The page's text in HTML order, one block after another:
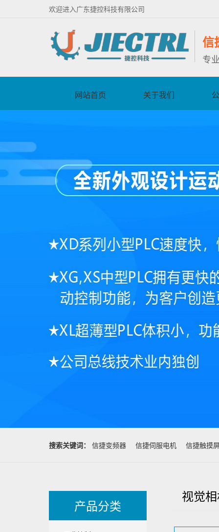
欢迎进入广东捷控科技有限公司
信
专
网站首页 关于我们
搜索关键词： 信捷变频器 信捷伺服电机 信捷触摸
产品分类
视觉